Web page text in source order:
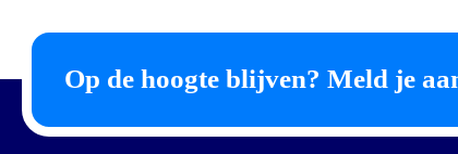
Op de hoogte blijven? Meld je